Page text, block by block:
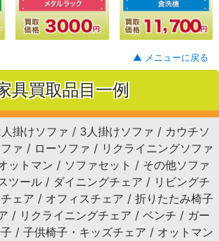
▲ メニューに戻る
具買取品目一例
掛けソファ / 3人掛けソファ / カウチソ
ァ / ローソファ / リクライニングソファ
ットマン / ソファセット / その他ソファ
ツール / ダイニングチェア / リビングチ
ェア / オフィスチェア / 折りたたみ椅子
/ リクライニングチェア / ベンチ / ガー
/ 子供椅子・キッズチェア / オットマン